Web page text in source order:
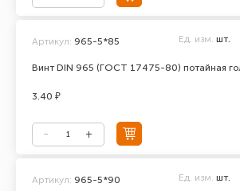
Винт DIN 965 (ГОСТ 17475-80) потайная
Артикул: 965-5*85 Ед. изм. шт.
3.40 ₽
Артикул: 965-5*90 Ед. изм. шт.